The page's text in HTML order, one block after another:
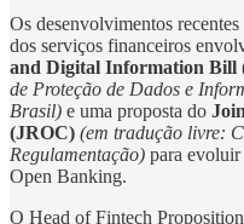
Os desenvolvimentos
dos serviços financeiros
and Digital Information Bill
de Proteção de Dados e
Brasil) e uma proposta do
(JROC) (em tradução livre:
Regulamentação) para evoluir
Open Banking.
O Head of Fintech